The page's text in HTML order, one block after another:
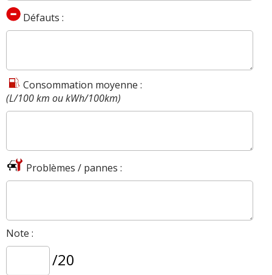
Défauts :
Consommation moyenne :
(L/100 km ou kWh/100km)
Problèmes / pannes :
Note :
/20